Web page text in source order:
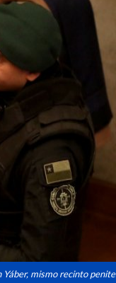
mismo recinto